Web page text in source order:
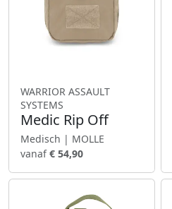
WARRIOR ASSAULT
SYSTEMS
Medic Rip Off
Medisch | MOLLE
vanaf€ 54,90